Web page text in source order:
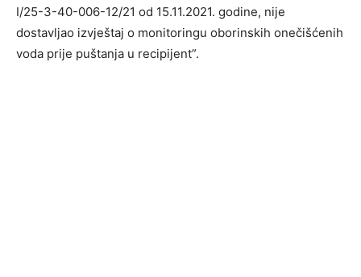
I/25-3-40-006-12/21 od 15.11.2021. godine, nije
dostavljao izvještaj o monitoringu oborinskih onečišćenih
voda prije puštanja u recipijent”.